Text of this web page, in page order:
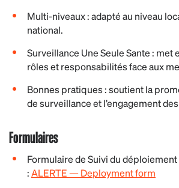
Multi-niveaux : adapté au niveau
national.
Surveillance Une Seule Sante : met
rôles et responsabilités face aux
Bonnes pratiques : soutient la
de surveillance et l’engagement
Formulaires
Formulaire de Suivi du déploiement
:ALERTE — Deployment form